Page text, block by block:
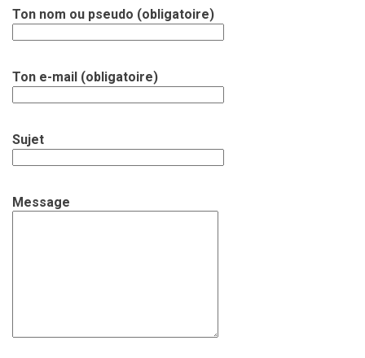
Ton nom ou pseudo (obligatoire)
Ton e-mail (obligatoire)
Sujet
Message